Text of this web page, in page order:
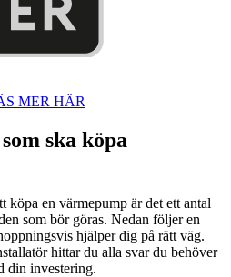
MER HÄR
ska köpa
köpa en värmepump är det ett antal
som bör göras. Nedan följer en
hjälper dig på rätt väg.
hittar du alla svar du behöver
din investering.